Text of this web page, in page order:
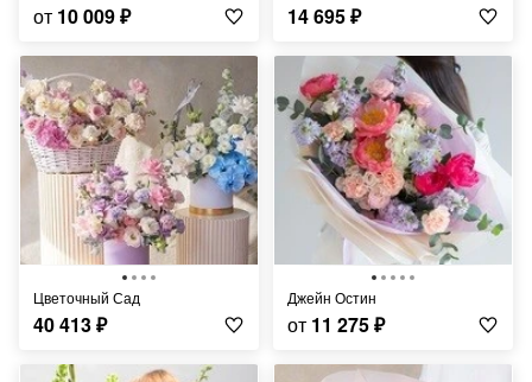
от 10 009₽ 14 695₽
Цветочный Сад
40 413₽
Джейн Остин
от 11 275₽